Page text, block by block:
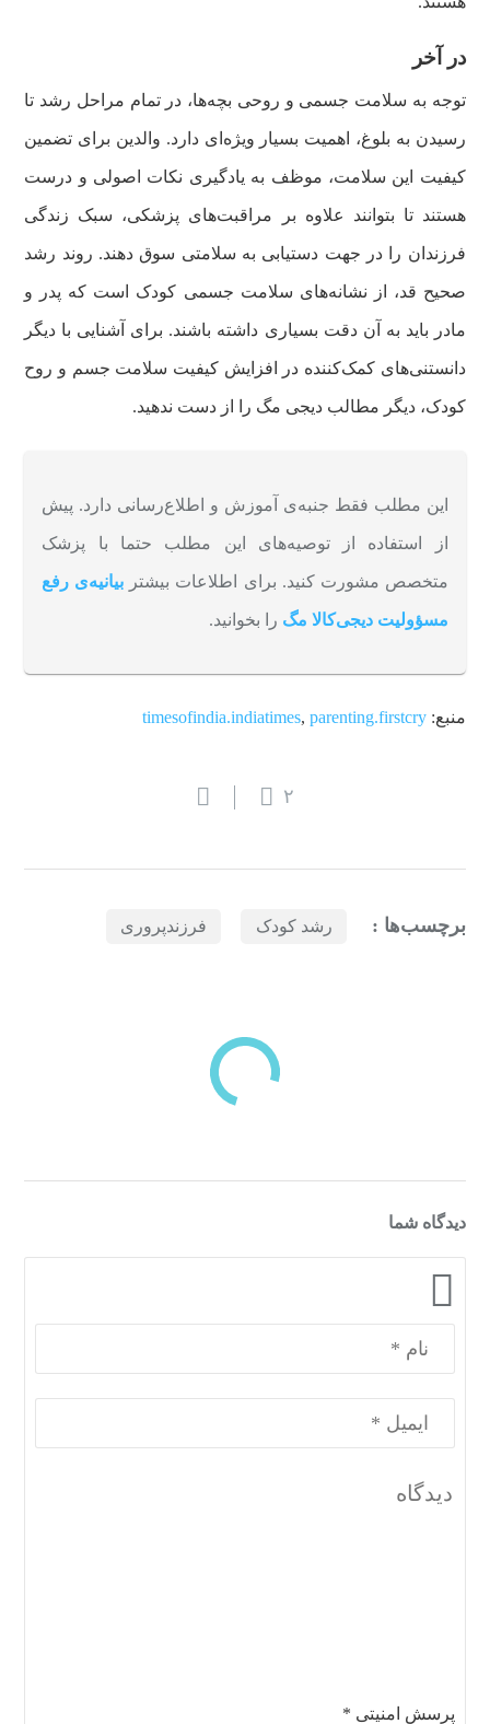
در آخر
توجه به سلامت جسمی و روحی بچه‎‌ها، در تمام مراحل رشد تا
رسیدن به بلوغ، اهمیت بسیار ویژه‌ای دارد. والدین برای تضمین
کیفیت این سلامت، موظف به یادگیری نکات اصولی و درست
هستند تا بتوانند علاوه بر مراقبت‌های پزشکی، سبک زندگی
فرزندان را در جهت دستیابی به سلامتی سوق دهند. روند رشد
صحیح قد، از نشانه‌های سلامت جسمی کودک است که پدر و
مادر باید به آن دقت بسیاری داشته باشند. برای آشنایی با دیگر
دانستنی‌های کمک‌کننده در افزایش کیفیت سلامت جسم و روح
کودک، دیگر مطالب دیجی مگ را از دست ندهید.
این مطلب فقط جنبه‌ی آموزش و اطلاع‌رسانی دارد. پیش
از استفاده از توصیه‌های این مطلب حتما با پزشک
متخصص مشورت کنید. برای اطلاعات بیشتر بیانیه‌ی رفع
مسؤولیت دیجی‌کالا مگ را بخوانید.
منبع: timesofindia.indiatimes, parenting.firstcry
۲
برچسب‌ها : رشد کودک فرزندپروری
دیدگاه شما
پرسش امنیتی *